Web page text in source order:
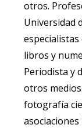
otros.
Universidad
libros y
Periodista y
otros
fotografía